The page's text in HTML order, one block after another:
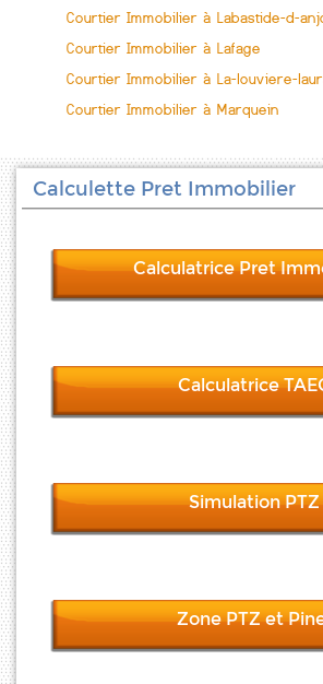
Courtier Immobilier à Labastide-d-
Courtier Immobilier à Lafage
Courtier Immobilier à La-louviere-
Courtier Immobilier à Marquein
Calculette Pret Immobilier
Calculatrice Pret
Calculatrice
Simulation PTZ
Zone PTZ et